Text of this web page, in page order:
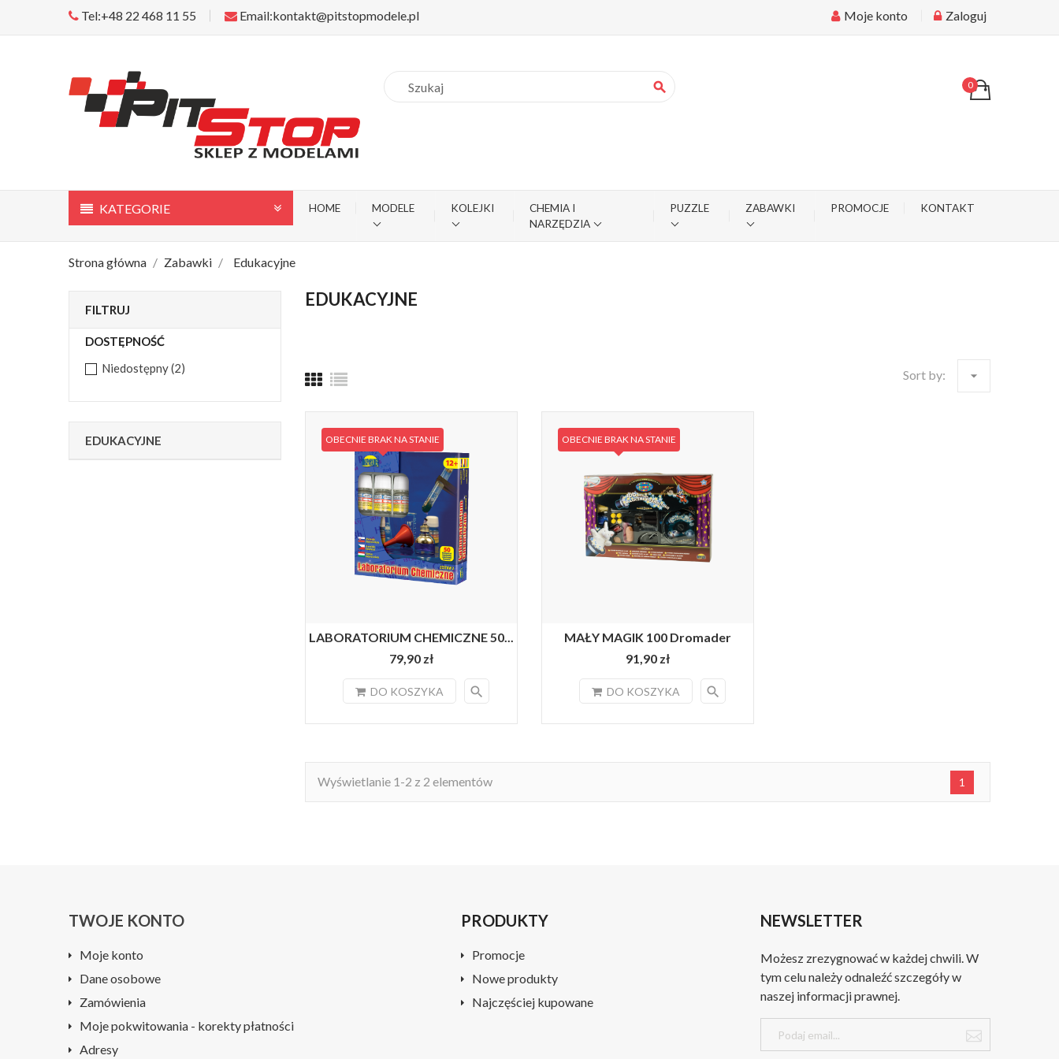
Tel:+48 22 468 11 55 Email:kontakt@pitstopmodele.pl Moje konto Zaloguj
0
search
KATEGORIE HOME MODELE KOLEJKI
CHEMIA I
NARZĘDZIA
PUZZLE ZABAWKI PROMOCJE KONTAKT
Strona główna Zabawki Edukacyjne
FILTRUJ
DOSTĘPNOŚĆ
Niedostępny(2)
EDUKACYJNE
EDUKACYJNE
Sort by: arrow_drop_down
LABORATORIUM CHEMICZNE 50...
79,90 zł
DO KOSZYKA search
OBECNIE BRAK NA STANIE
MAŁY MAGIK 100 Dromader
91,90 zł
DO KOSZYKA search
OBECNIE BRAK NA STANIE
Wyświetlanie 1-2 z 2 elementów 1
TWOJE KONTO
Moje konto
Dane osobowe
Zamówienia
Moje pokwitowania - korekty płatności
Adresy
PRODUKTY
Promocje
Nowe produkty
Najczęściej kupowane
NEWSLETTER
Możesz zrezygnować w każdej chwili. W
tym celu należy odnaleźć szczegóły w
naszej informacji prawnej.